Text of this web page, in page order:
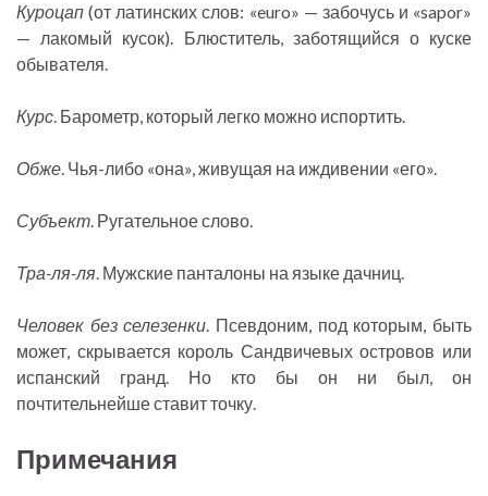
Куроцап (от латинских слов: «euro» — забочусь и «sapor»
— лакомый кусок). Блюститель, заботящийся о куске
обывателя.
Курс. Барометр, который легко можно испортить.
Обже. Чья-либо «она», живущая на иждивении «его».
Субъект. Ругательное слово.
Тра-ля-ля. Мужские панталоны на языке дачниц.
Человек без селезенки. Псевдоним, под которым, быть
может, скрывается король Сандвичевых островов или
испанский гранд. Но кто бы он ни был, он
почтительнейше ставит точку.
Примечания